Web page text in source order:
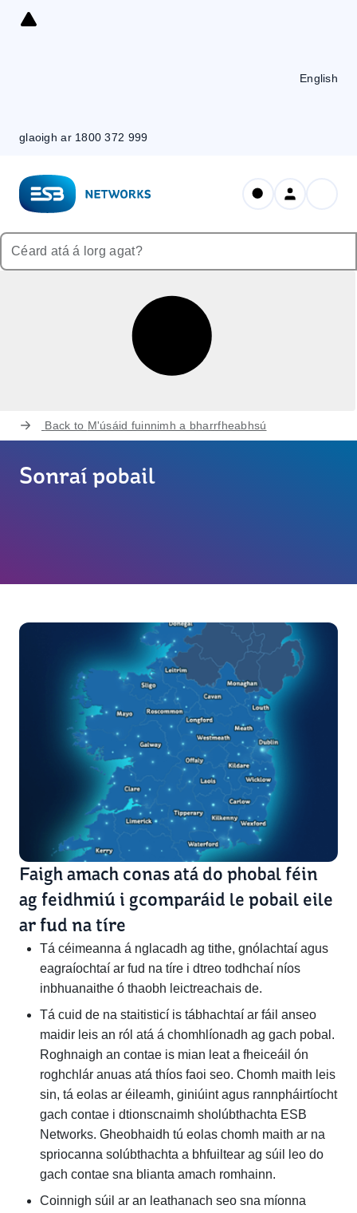
Skip
glaoigh ar 1800 372 999
English
Back to M'úsáid fuinnimh a bharrfheabhsú
Sonraí pobail
Faigh amach conas atá do phobal féin
ag feidhmiú i gcomparáid le pobail eile
ar fud na tíre
Tá céimeanna á nglacadh ag tithe, gnólachtaí agus
eagraíochtaí ar fud na tíre i dtreo todhchaí níos
inbhuanaithe ó thaobh leictreachais de.
Tá cuid de na staitisticí is tábhachtaí ar fáil anseo
maidir leis an ról atá á chomhlíonadh ag gach pobal.
Roghnaigh an contae is mian leat a fheiceáil ón
roghchlár anuas atá thíos faoi seo. Chomh maith leis
sin, tá eolas ar éileamh, giniúint agus rannpháirtíocht
gach contae i dtionscnaimh sholúbthachta ESB
Networks. Gheobhaidh tú eolas chomh maith ar na
spriocanna solúbthachta a bhfuiltear ag súil leo do
gach contae sna blianta amach romhainn.
Coinnigh súil ar an leathanach seo sna míonna